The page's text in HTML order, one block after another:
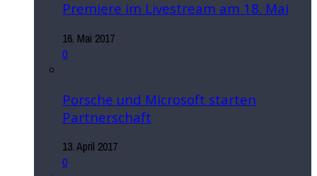
Premiere im Livestream am 18. Mai
16. Mai 2017
0
Porsche und Microsoft starten
Partnerschaft
13. April 2017
0